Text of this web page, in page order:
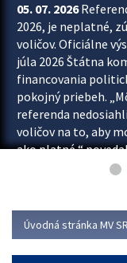
05. 07. 2026
2026, je neplatné,
voličov. Oficiálne
júla 2026 Štátna
financovania
pokojný priebeh.
referenda
voličov na to, aby
ako platné,“
a kontrolu
Úvodná stránka MV SR